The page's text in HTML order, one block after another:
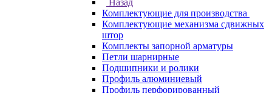
Назад
Комплектующие для производства
Комплектующие механизма сдвижных
штор
Комплекты запорной арматуры
Петли шарнирные
Подшипники и ролики
Профиль алюминиевый
Профиль перфорированный